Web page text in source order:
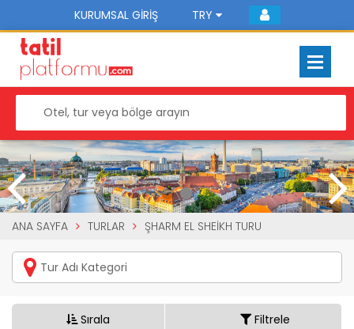
KURUMSAL GIRIŞ TRY
ANA SAYFA TURLAR ŞHARM EL SHEIKH TURU
Sırala Filtrele